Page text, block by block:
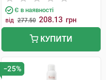
Є в наявності
від 277.50 208.13 грн
КУПИТИ
−25%